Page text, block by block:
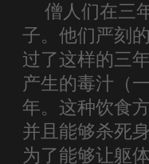
僧人们在三
子。他们严刻
过了这样的三
产生的毒汁（
年。这种饮食
并且能够杀死
为了能够让躯